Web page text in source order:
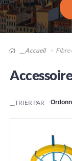
__Accueil Fibre
__TRIER PAR